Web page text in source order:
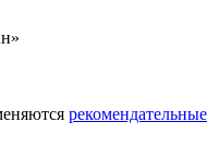
рекомендательные